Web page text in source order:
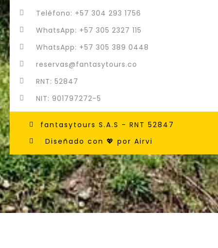
Teléfono: +57 304 293 1756
WhatsApp: +57 305 2327 115
WhatsApp: +57 305 389 0448
reservas@fantasytours.co
RNT: 52847
NIT: 901797272-5
fantasytours S.A.S - RNT 52847
Diseñado con 💖 por Airvi